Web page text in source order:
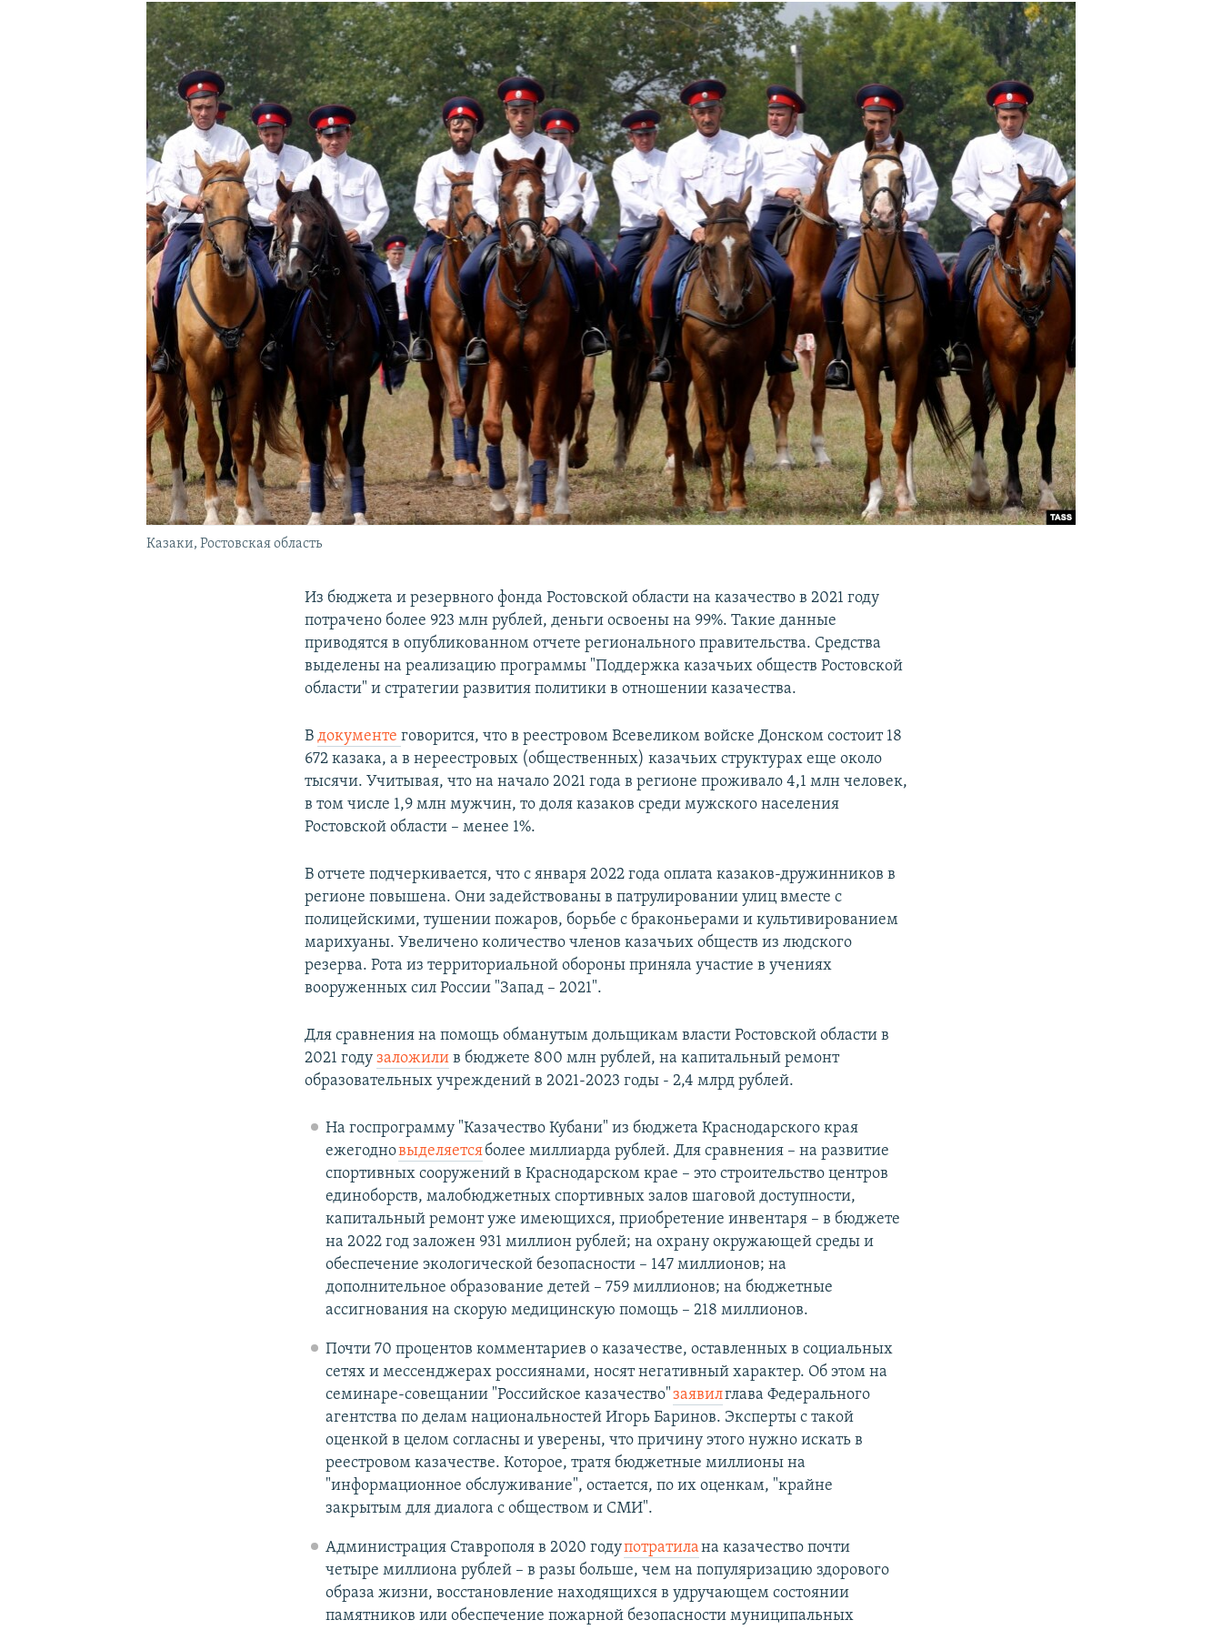
ПОДПИШИТЕСЬ НА РАССЫЛКУ
Казаки, Ростовская область
Из бюджета и резервного фонда Ростовской области на казачество в 2021 году
потрачено более 923 млн рублей, деньги освоены на 99%. Такие данные
приводятся в опубликованном отчете регионального правительства. Средства
выделены на реализацию программы "Поддержка казачьих обществ Ростовской
области" и стратегии развития политики в отношении казачества.
Вдокументеговорится, что в реестровом Всевеликом войске Донском состоит 18
672 казака, а в нереестровых (общественных) казачьих структурах еще около
тысячи. Учитывая, что на начало 2021 года в регионе проживало 4,1 млн человек,
в том числе 1,9 млн мужчин, то доля казаков среди мужского населения
Ростовской области – менее 1%.
В отчете подчеркивается, что с января 2022 года оплата казаков-дружинников в
регионе повышена. Они задействованы в патрулировании улиц вместе с
полицейскими, тушении пожаров, борьбе с браконьерами и культивированием
марихуаны. Увеличено количество членов казачьих обществ из людского
резерва. Рота из территориальной обороны приняла участие в учениях
вооруженных сил России "Запад – 2021".
Для сравнения на помощь обманутым дольщикам власти Ростовской области в
2021 годузаложили в бюджете 800 млн рублей, на капитальный ремонт
образовательных учреждений в 2021-2023 годы - 2,4 млрд рублей.
На госпрограмму "Казачество Кубани" из бюджета Краснодарского края
ежегодновыделяетсяболее миллиарда рублей. Для сравнения – на развитие
спортивных сооружений в Краснодарском крае – это строительство центров
единоборств, малобюджетных спортивных залов шаговой доступности,
капитальный ремонт уже имеющихся, приобретение инвентаря – в бюджете
на 2022 год заложен 931 миллион рублей; на охрану окружающей среды и
обеспечение экологической безопасности – 147 миллионов; на
дополнительное образование детей – 759 миллионов; на бюджетные
ассигнования на скорую медицинскую помощь – 218 миллионов.
Почти 70 процентов комментариев о казачестве, оставленных в социальных
сетях и мессенджерах россиянами, носят негативный характер. Об этом на
семинаре-совещании "Российское казачество"заявилглава Федерального
агентства по делам национальностей Игорь Баринов. Эксперты с такой
оценкой в целом согласны и уверены, что причину этого нужно искать в
реестровом казачестве. Которое, тратя бюджетные миллионы на
"информационное обслуживание", остается, по их оценкам, "крайне
закрытым для диалога с обществом и СМИ".
Администрация Ставрополя в 2020 годупотратилана казачество почти
четыре миллиона рублей – в разы больше, чем на популяризацию здорового
образа жизни, восстановление находящихся в удручающем состоянии
памятников или обеспечение пожарной безопасности муниципальных